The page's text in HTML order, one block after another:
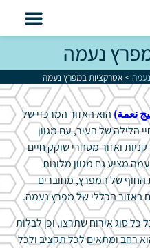
נעמה
> אטרקציות במפרץ נעמה
نعمة)הוא האזור המרכזי של
הלילה של העיר, עם מגוון
ואזור מסחרי שוקק חיים
מציע גם מגוון מלונות
החוף של המפרץ, מחוברים
באזור הכללי של מפרץ נעמה.
סוג אירוח שתרצו, וכן לבלות
רחב ומתאים לכל תקציב ולכל